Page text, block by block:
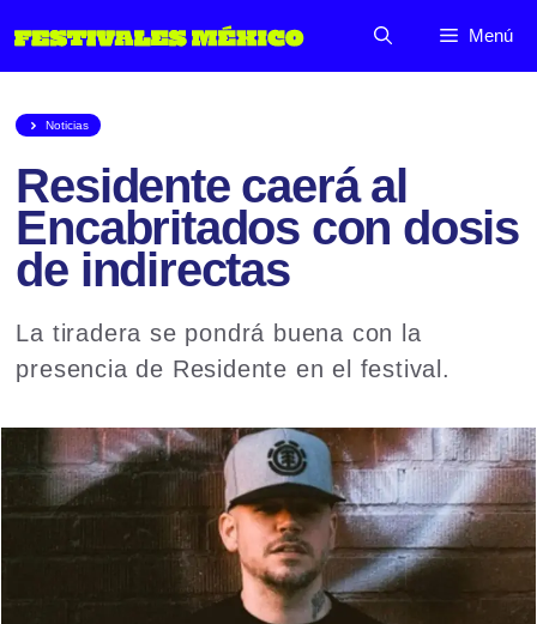
al
Menú
Noticias
Residente caerá al
Encabritados con dosis
de indirectas
La tiradera se pondrá buena con la
presencia de Residente en el festival.